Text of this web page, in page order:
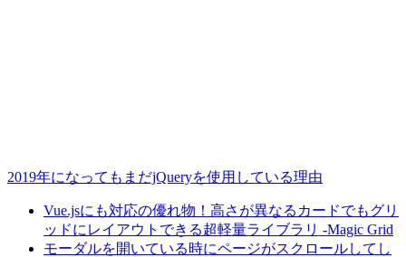
2019年になってもまだjQueryを使用している理由
Vue.jsにも対応の優れ物！高さが異なるカードでもグリ
ッドにレイアウトできる超軽量ライブラリ -Magic Grid
モーダルを開いている時にページがスクロールしてし